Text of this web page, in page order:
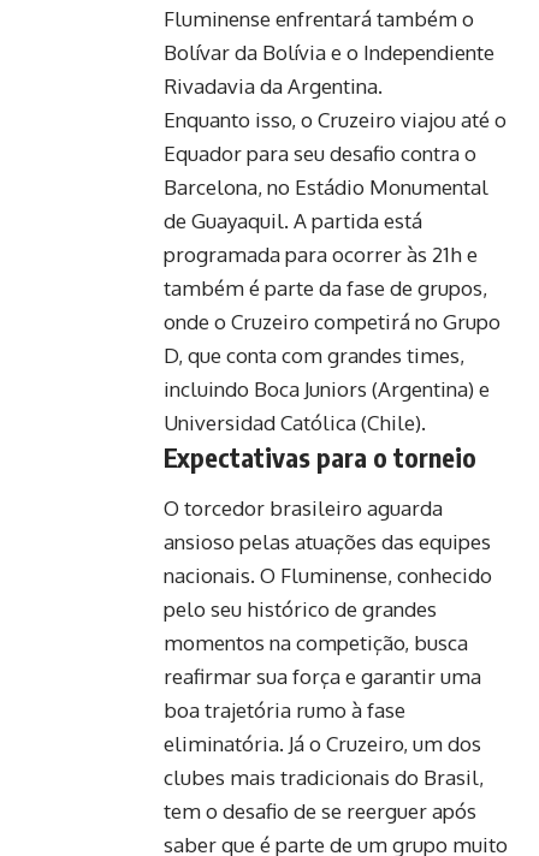
Fluminense enfrentará também o
Bolívar da Bolívia e o Independiente
Rivadavia da Argentina.
Enquanto isso, o Cruzeiro viajou até o
Equador para seu desafio contra o
Barcelona, no Estádio Monumental
de Guayaquil. A partida está
programada para ocorrer às 21h e
também é parte da fase de grupos,
onde o Cruzeiro competirá no Grupo
D, que conta com grandes times,
incluindo Boca Juniors (Argentina) e
Universidad Católica (Chile).
Expectativas para o torneio
O torcedor brasileiro aguarda
ansioso pelas atuações das equipes
nacionais. O Fluminense, conhecido
pelo seu histórico de grandes
momentos na competição, busca
reafirmar sua força e garantir uma
boa trajetória rumo à fase
eliminatória. Já o Cruzeiro, um dos
clubes mais tradicionais do Brasil,
tem o desafio de se reerguer após
saber que é parte de um grupo muito